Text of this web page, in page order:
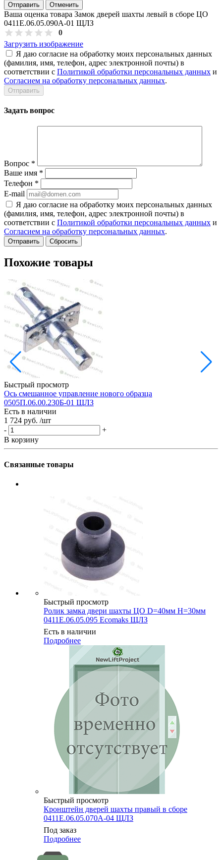
Отправить Отменить
Ваша оценка товара Замок дверей шахты левый в сборе ЦО
0411Е.06.05.090А-01 ЩЛЗ
0
Загрузить изображение
Я даю согласие на обработку моих персональных данных
(фамилия, имя, телефон, адрес электронной почты) в
соответствии с Политикой обработки персональных данных и
Согласием на обработку персональных данных.
Задать вопрос
Вопрос *
Ваше имя *
Телефон *
E-mail
Я даю согласие на обработку моих персональных данных
(фамилия, имя, телефон, адрес электронной почты) в
соответствии с Политикой обработки персональных данных и
Согласием на обработку персональных данных.
Сбросить
Похожие товары
Быстрый просмотр
Ось смешанное управление нового образца
0505П.06.00.230Б-01 ЩЛЗ
Есть в наличии
1 724 руб. /шт
-
+
В корзину
Связанные товары
Быстрый просмотр
Ролик замка двери шахты ЦО D=40мм H=30мм
0411Е.06.05.095 Ecomaks ЩЛЗ
Есть в наличии
Подробнее
Быстрый просмотр
Кронштейн дверей шахты правый в сборе
0411Е.06.05.070А-04 ЩЛЗ
Под заказ
Подробнее